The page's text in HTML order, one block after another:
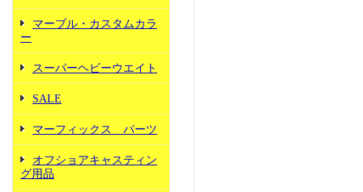
マーブル・カスタムカラ
ー
スーパーヘビーウエイト
SALE
マーフィックス パーツ
オフショアキャスティン
グ用品